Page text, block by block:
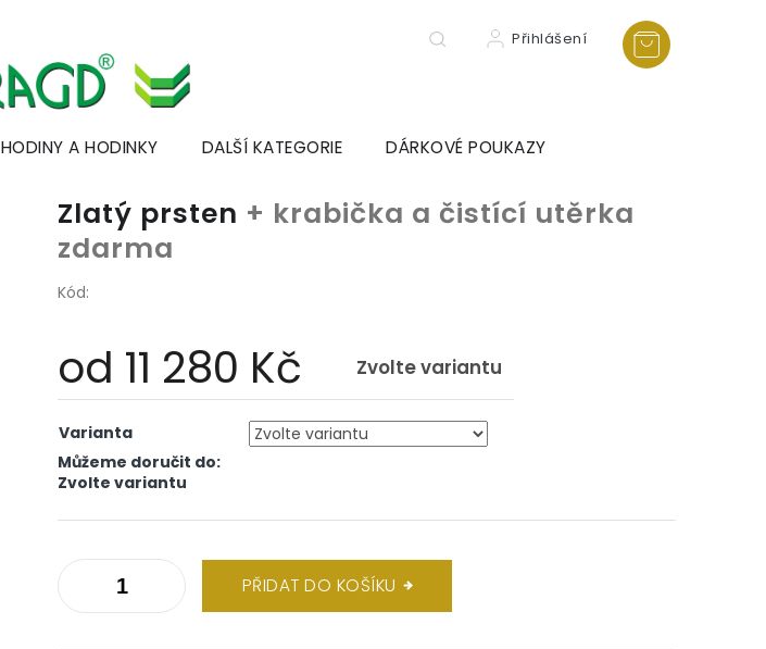
Přihlášení
HODINY A HODINKY DALŠÍ KATEGORIE DÁRKOVÉ POUKAZY
Zlatý prsten + krabička a čistící utěrka
zdarma
Kód:
od 11 280 Kč Zvolte variantu
cena:
Varianta
Můžeme doručit do:
Zvolte variantu
PŘIDAT DO KOŠÍKU